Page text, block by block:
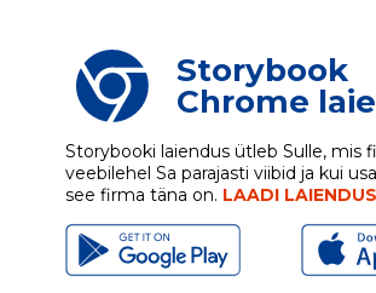
Storybook
Chrome
Storybooki laiendus ütleb Sulle, mis
veebilehel Sa parajasti viibid ja kui
see firma täna on. LAADI